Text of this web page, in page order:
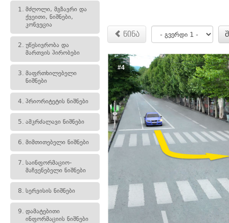
1. მძღოლი, მგზავრი და
ქვეითი, ნიშნები,
კონვეცია
2. უწესივრობა და
მართვის პირობები
3. მაფრთხილებელი
ნიშნები
4. პრიორიტეტის ნიშნები
5. ამკრძალავი ნიშნები
6. მიმთითებელი ნიშნები
7. საინფორმაციო-
მაჩვენებელი ნიშნები
8. სერვისის ნიშნები
9. დამატებითი
ინფორმაციის ნიშნები
წინა
#4